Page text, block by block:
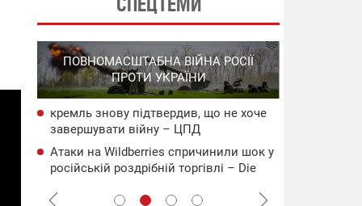
ПОВНОМАСШТАБНА ВІЙНА РОСІЇ
ПРОТИ УКРАЇНИ
кремль знову підтвердив, що не хоче
завершувати війну – ЦПД
Атаки на Wildberries спричинили шок у
російській роздрібній торгівлі – Die